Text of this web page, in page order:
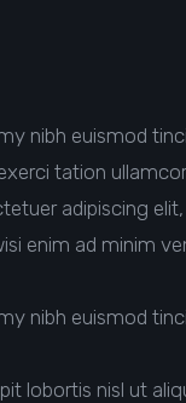
nibh euismod
tation
adipiscing
enim ad minim
nibh euismod
lobortis nisl ut